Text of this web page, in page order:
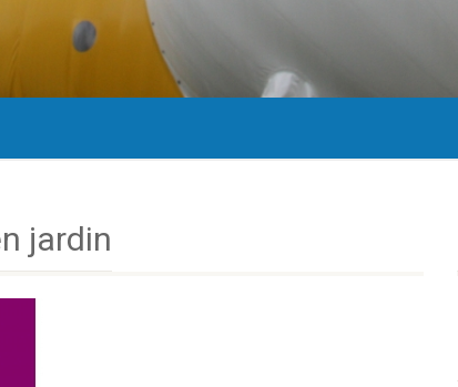
au bénéfice des haut-saônois depuis 1983.
jardin